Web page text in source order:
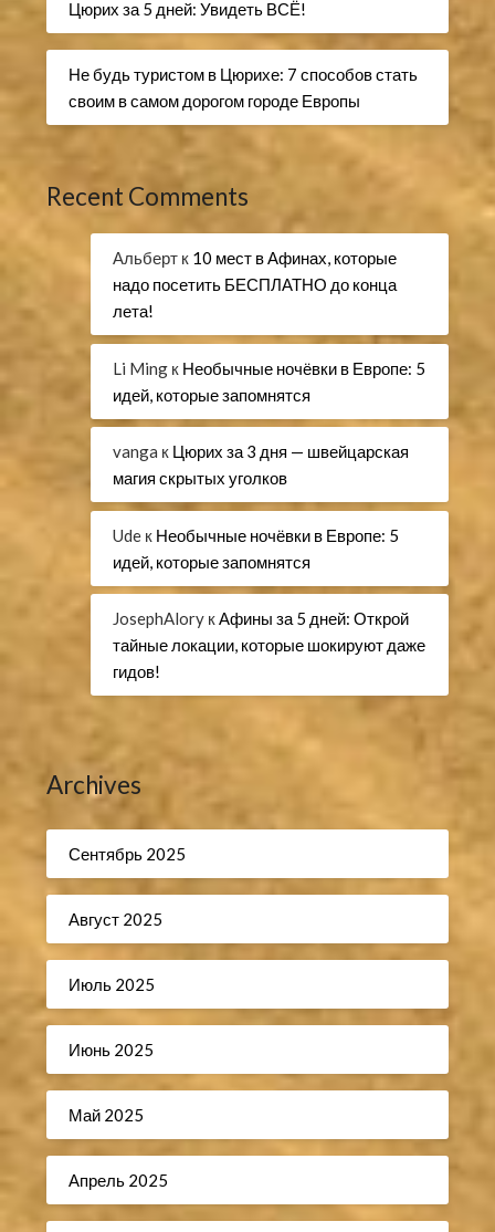
Цюрих за 5 дней: Увидеть ВСЁ!
Не будь туристом в Цюрихе: 7 способов стать
своим в самом дорогом городе Европы
Recent Comments
Альберт к 10 мест в Афинах, которые
надо посетить БЕСПЛАТНО до конца
лета!
Li Ming к Необычные ночёвки в Европе: 5
идей, которые запомнятся
vanga к Цюрих за 3 дня — швейцарская
магия скрытых уголков
Ude к Необычные ночёвки в Европе: 5
идей, которые запомнятся
JosephAlory кАфины за 5 дней: Открой
тайные локации, которые шокируют даже
гидов!
Archives
Сентябрь 2025
Август 2025
Июль 2025
Июнь 2025
Май 2025
Апрель 2025